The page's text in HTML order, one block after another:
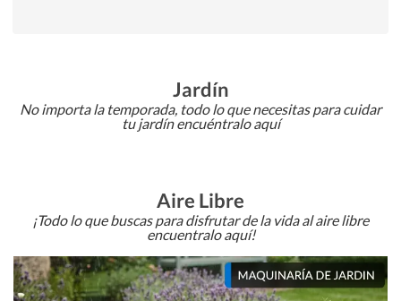
Jardín
No importa la temporada, todo lo que necesitas para cuidar
tu jardín encuéntralo aquí
Aire Libre
¡Todo lo que buscas para disfrutar de la vida al aire libre
encuentralo aquí!